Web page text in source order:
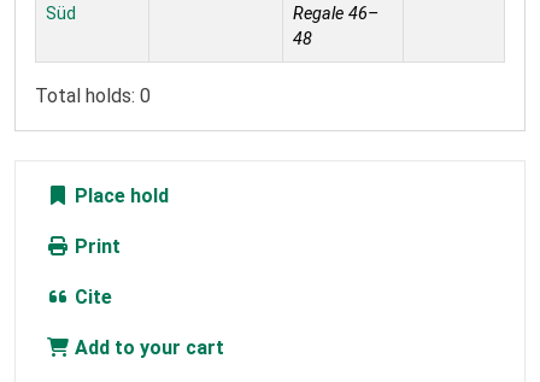
Süd
Regale 46–
48
Total holds: 0
Place hold
Print
Cite
Add to your cart